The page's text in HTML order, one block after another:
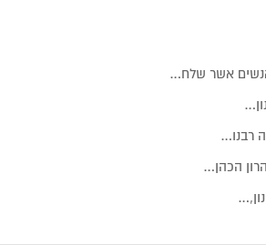
אשר שלח…
רבנו…
הכהן…